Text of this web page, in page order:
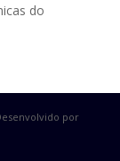
do
por